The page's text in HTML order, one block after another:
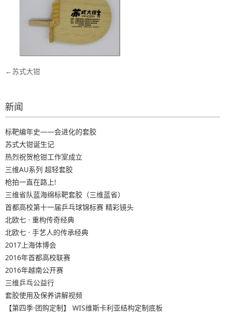
文
导
航
苏式大钳
新闻
标靶编年史——会进化的套胶
苏式大钳诞生记
热烈祝贺枪钳工作室成立
三维AU系列 超轻套胶
枪拍一直在路上!
三维省队蓝海绵标靶套胶（三维蓝省）
首都高校第十一届乒乓球锦标赛 精彩镜头
北欧七 · 重构传奇经典
北欧七 · 手艺人的传承经典
2017上海体博会
2016年首都高校联赛
2016年越南公开赛
三维乒乓公益行
套胶使用及保养讲解视频
【第四季·团购定制】 WIS维斯卡利亚结构定制底板